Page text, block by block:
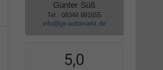
Günter Süß
Tel.: 08344 991655
info@gs-automarkt.de
5,0